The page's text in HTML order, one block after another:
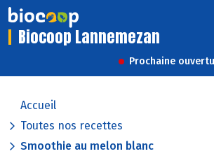
Biocoop Lannemezan
Prochaine
Accueil
Toutes nos recettes
Smoothie au melon blanc